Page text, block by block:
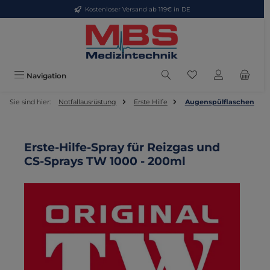
Zum Hauptinhalt springenKostenloser Versand ab 119€ in DE
Navigation Du hast 0
Sie sind hier: Notfallausrüstung Erste Hilfe Augenspülflaschen
Erste-Hilfe-Spray für Reizgas und
CS-Sprays TW 1000 - 200ml